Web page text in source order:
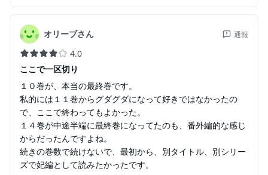
オリーブさん 通報
4.0
ここで一区切り
１０巻が、本当の最終巻です。
私的には１１巻からグダグダになって好きではなかったの
で、ここで終わってもよかった。
１４巻が中途半端に最終巻になってたのも、番外編的な感じ
からだったんですよね。
続きの巻数で続けないで、最初から、別タイトル、別シリー
ズで妃編として読みたかったです。